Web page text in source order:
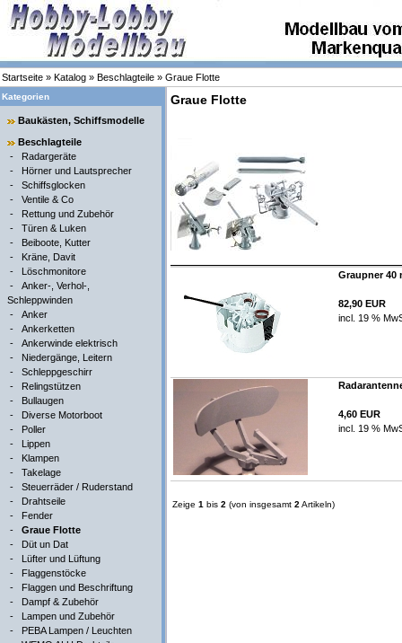
Startseite » Katalog » Beschlagteile » Graue Flotte
Kategorien
Baukästen, Schiffsmodelle
Beschlagteile
- Radargeräte
- Hörner und Lautsprecher
- Schiffsglocken
- Ventile & Co
- Rettung und Zubehör
- Türen & Luken
- Beiboote, Kutter
- Kräne, Davit
- Löschmonitore
- Anker-, Verhol-,
Schleppwinden
- Anker
- Ankerketten
- Ankerwinde elektrisch
- Niedergänge, Leitern
- Schleppgeschirr
- Relingstützen
- Bullaugen
- Diverse Motorboot
- Poller
- Lippen
- Klampen
- Takelage
- Steuerräder / Ruderstand
- Drahtseile
- Fender
- Graue Flotte
- Düt un Dat
- Lüfter und Lüftung
- Flaggenstöcke
- Flaggen und Beschriftung
- Dampf & Zubehör
- Lampen und Zubehör
- PEBA Lampen / Leuchten
Graue Flotte
Graupner 40
82,90 EUR
incl. 19 %
4,60 EUR
incl. 19 %
Zeige 1 bis 2 (von insgesamt 2 Artikeln)